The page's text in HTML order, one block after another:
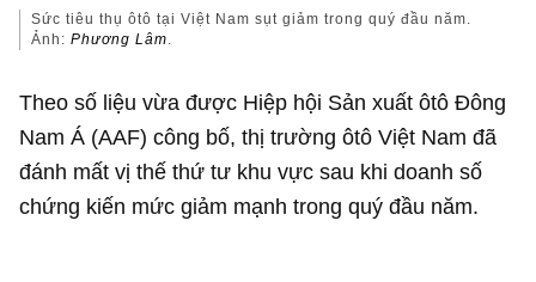
Sức tiêu thụ ôtô tại Việt Nam sụt giảm trong quý đầu năm.
Ảnh:Phương Lâm.
Theo số liệu vừa được Hiệp hội Sản xuất ôtô Đông
Nam Á (AAF) công bố, thị trường ôtô Việt Nam đã
đánh mất vị thế thứ tư khu vực sau khi doanh số
chứng kiến mức giảm mạnh trong quý đầu năm.